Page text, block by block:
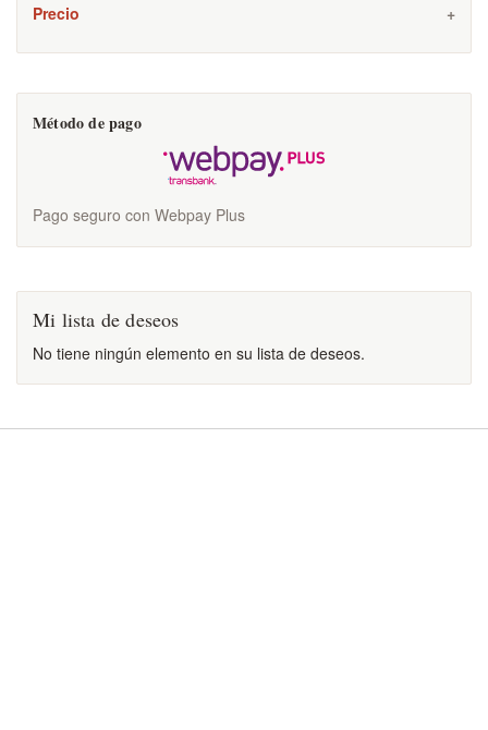
Precio
Método de pago
Pago seguro con Webpay Plus
Mi lista de deseos
No tiene ningún elemento en su lista de deseos.